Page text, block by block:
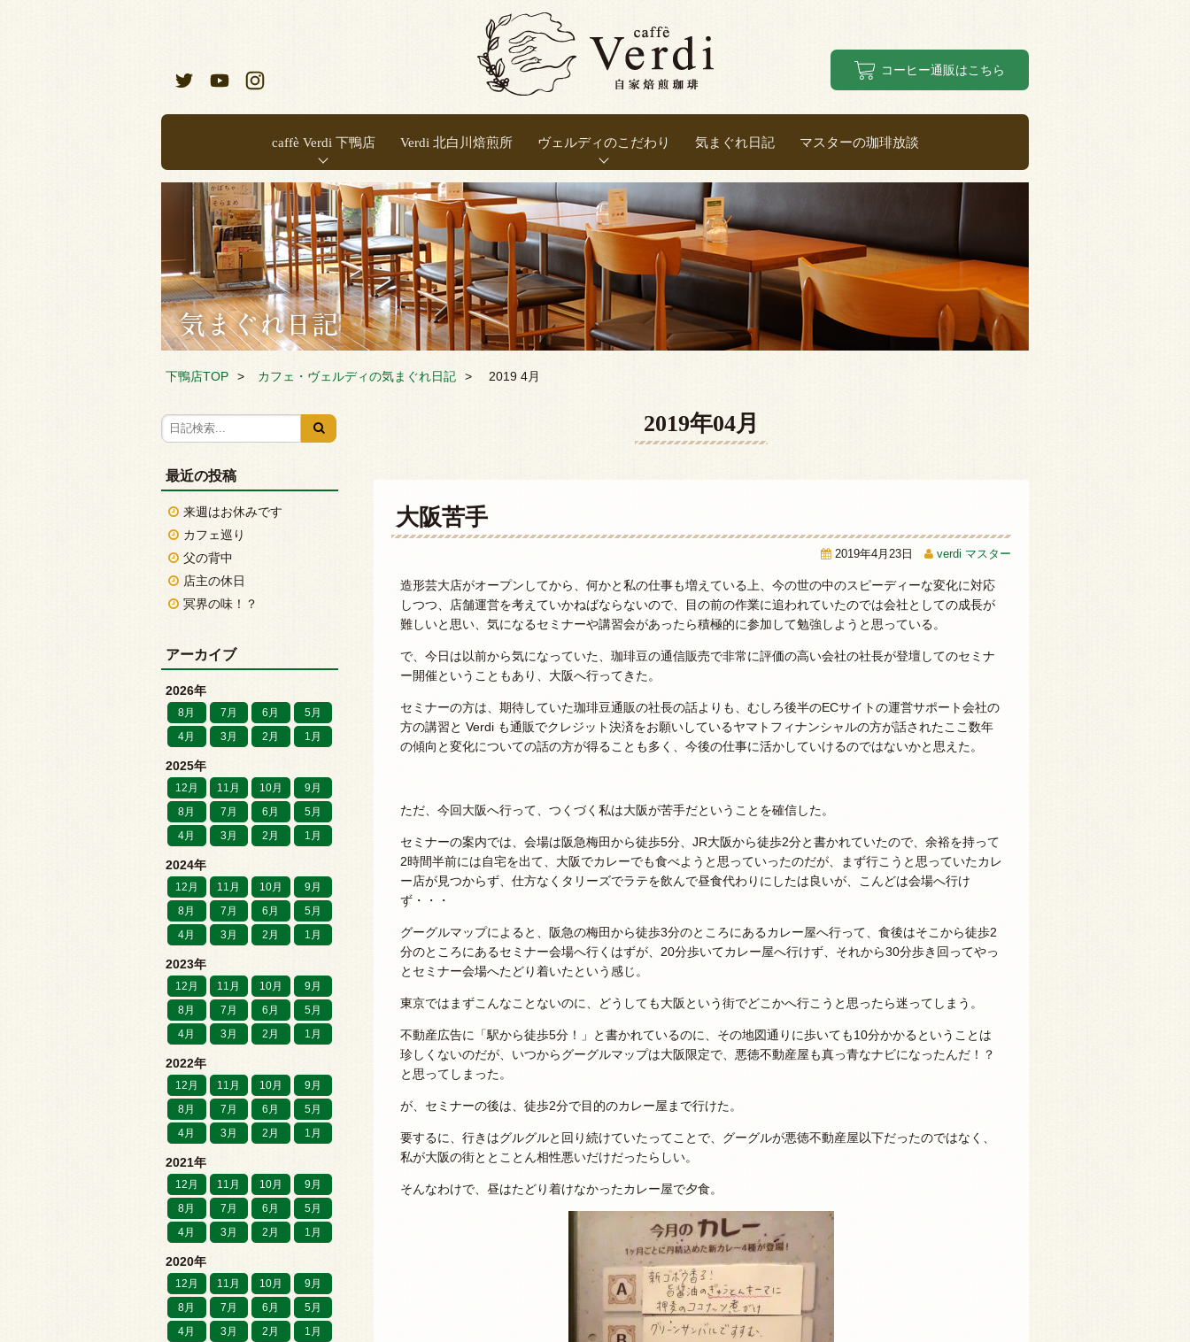
コーヒー通販はこちら
caffè Verdi 下鴨店 Verdi 北白川焙煎所 ヴェルディのこだわり 気まぐれ日記 マスターの珈琲放談
下鴨店TOP カフェ・ヴェルディの気まぐれ日記 2019 4月
2019年04月
大阪苦手
2019年4月23日 verdi マスター
造形芸大店がオープンしてから、何かと私の仕事も増えている上、今の世の中のスピーディーな変化に対応
しつつ、店舗運営を考えていかねばならないので、目の前の作業に追われていたのでは会社としての成長が
難しいと思い、気になるセミナーや講習会があったら積極的に参加して勉強しようと思っている。
で、今日は以前から気になっていた、珈琲豆の通信販売で非常に評価の高い会社の社長が登壇してのセミナ
ー開催ということもあり、大阪へ行ってきた。
セミナーの方は、期待していた珈琲豆通販の社長の話よりも、むしろ後半のECサイトの運営サポート会社の
方の講習と Verdi も通販でクレジット決済をお願いしているヤマトフィナンシャルの方が話されたここ数年
の傾向と変化についての話の方が得ることも多く、今後の仕事に活かしていけるのではないかと思えた。
ただ、今回大阪へ行って、つくづく私は大阪が苦手だということを確信した。
セミナーの案内では、会場は阪急梅田から徒歩5分、JR大阪から徒歩2分と書かれていたので、余裕を持って
2時間半前には自宅を出て、大阪でカレーでも食べようと思っていったのだが、まず行こうと思っていたカレ
ー店が見つからず、仕方なくタリーズでラテを飲んで昼食代わりにしたは良いが、こんどは会場へ行け
ず・・・
グーグルマップによると、阪急の梅田から徒歩3分のところにあるカレー屋へ行って、食後はそこから徒歩2
分のところにあるセミナー会場へ行くはずが、20分歩いてカレー屋へ行けず、それから30分歩き回ってやっ
とセミナー会場へたどり着いたという感じ。
東京ではまずこんなことないのに、どうしても大阪という街でどこかへ行こうと思ったら迷ってしまう。
不動産広告に「駅から徒歩5分！」と書かれているのに、その地図通りに歩いても10分かかるということは
珍しくないのだが、いつからグーグルマップは大阪限定で、悪徳不動産屋も真っ青なナビになったんだ！？
と思ってしまった。
が、セミナーの後は、徒歩2分で目的のカレー屋まで行けた。
要するに、行きはグルグルと回り続けていたってことで、グーグルが悪徳不動産屋以下だったのではなく、
私が大阪の街ととことん相性悪いだけだったらしい。
そんなわけで、昼はたどり着けなかったカレー屋で夕食。
最近の投稿
来週はお休みです
カフェ巡り
父の背中
店主の休日
冥界の味！？
アーカイブ
2026年
8月 7月 6月
5月
4月
3月 2月 1月
2025年
12月 11月 10月
9月
8月
7月 6月
5月
4月
3月 2月 1月
2024年
12月 11月 10月
9月
8月
7月 6月
5月
4月
3月 2月 1月
2023年
12月 11月 10月
9月
8月
7月 6月
5月
4月
3月 2月 1月
2022年
12月 11月 10月
9月
8月
7月 6月
5月
4月
3月 2月 1月
2021年
12月 11月 10月
9月
8月
7月 6月
5月
4月
3月 2月 1月
2020年
12月 11月 10月
9月
8月
7月 6月
5月
4月
3月 2月 1月